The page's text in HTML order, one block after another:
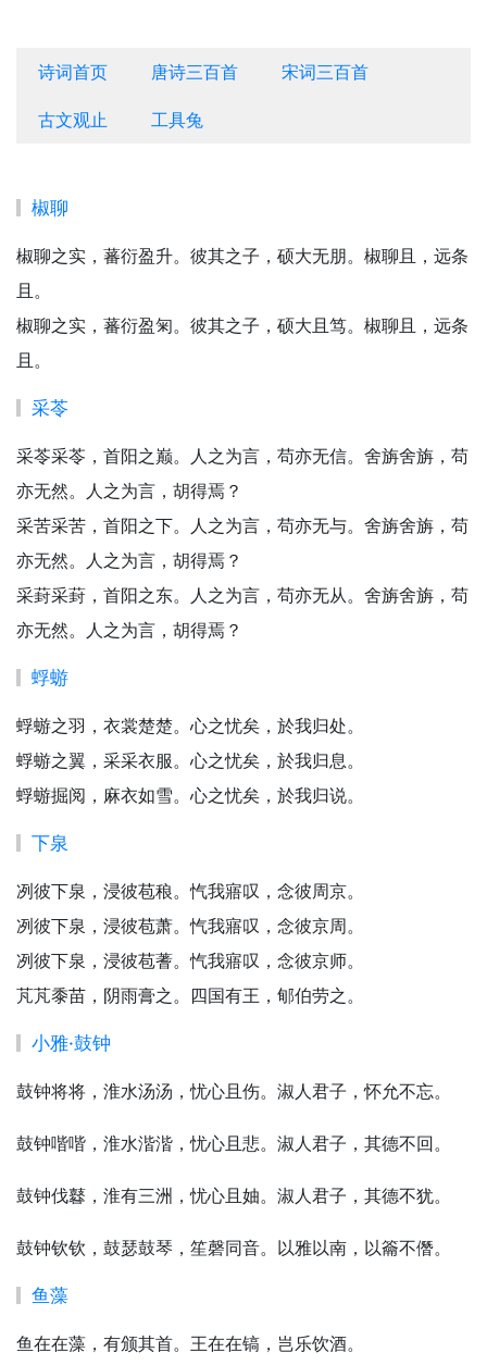
诗词首页 唐诗三百首 宋词三百首
古文观止 工具兔
椒聊
椒聊之实，蕃衍盈升。彼其之子，硕大无朋。椒聊且，远条
且。
椒聊之实，蕃衍盈匊。彼其之子，硕大且笃。椒聊且，远条
且。
采苓
采苓采苓，首阳之巅。人之为言，苟亦无信。舍旃舍旃，苟
亦无然。人之为言，胡得焉？
采苦采苦，首阳之下。人之为言，苟亦无与。舍旃舍旃，苟
亦无然。人之为言，胡得焉？
采葑采葑，首阳之东。人之为言，苟亦无从。舍旃舍旃，苟
亦无然。人之为言，胡得焉？
蜉蝣
蜉蝣之羽，衣裳楚楚。心之忧矣，於我归处。
蜉蝣之翼，采采衣服。心之忧矣，於我归息。
蜉蝣掘阅，麻衣如雪。心之忧矣，於我归说。
下泉
冽彼下泉，浸彼苞稂。忾我寤叹，念彼周京。
冽彼下泉，浸彼苞萧。忾我寤叹，念彼京周。
冽彼下泉，浸彼苞蓍。忾我寤叹，念彼京师。
芃芃黍苗，阴雨膏之。四国有王，郇伯劳之。
小雅·鼓钟
鼓钟将将，淮水汤汤，忧心且伤。淑人君子，怀允不忘。
鼓钟喈喈，淮水湝湝，忧心且悲。淑人君子，其德不回。
鼓钟伐鼛，淮有三洲，忧心且妯。淑人君子，其德不犹。
鼓钟钦钦，鼓瑟鼓琴，笙磬同音。以雅以南，以籥不僭。
鱼藻
鱼在在藻，有颁其首。王在在镐，岂乐饮酒。